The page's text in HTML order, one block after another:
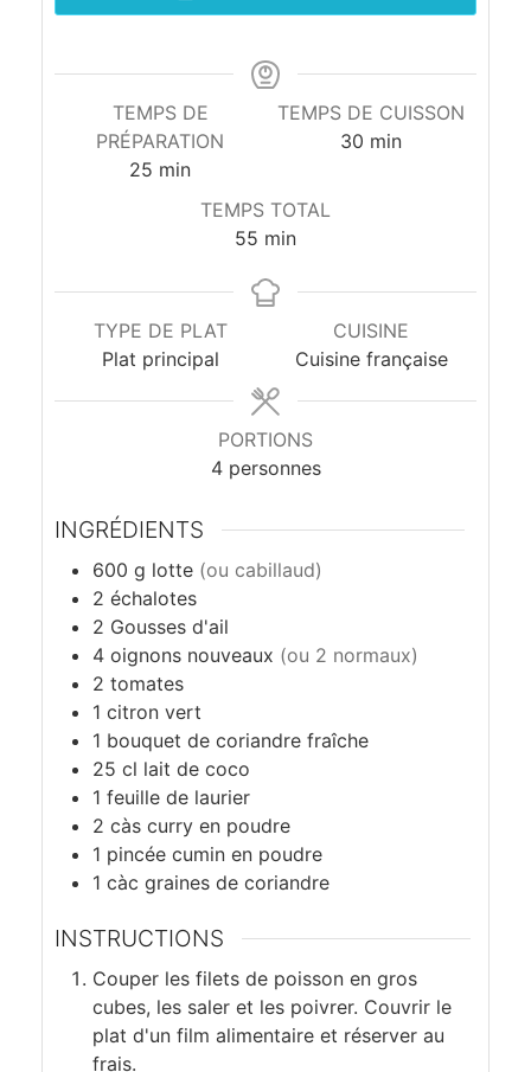
d
o
TEMPS DE
PRÉPARATION
25 min
TEMPS DE CUISSON
30 min
TEMPS TOTAL
55 min
TYPE DE PLAT
Plat principal
CUISINE
Cuisine française
PORTIONS
4 personnes
INGRÉDIENTS
600 g lotte (ou cabillaud)
2 échalotes
2 Gousses d'ail
4 oignons nouveaux (ou 2 normaux)
2 tomates
1 citron vert
1 bouquet de coriandre fraîche
25 cl lait de coco
1 feuille de laurier
2 càs curry en poudre
1 pincée cumin en poudre
1 càc graines de coriandre
INSTRUCTIONS
Couper les filets de poisson en gros
cubes, les saler et les poivrer. Couvrir le
plat d'un film alimentaire et réserver au
frais.